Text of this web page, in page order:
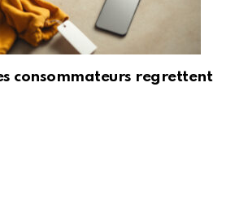
consommateurs regrettent